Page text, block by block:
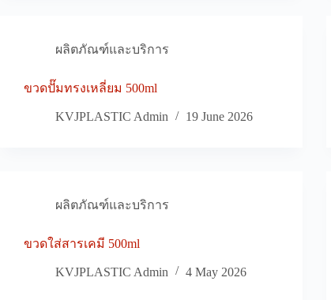
ผลิตภัณฑ์และบริการ
ขวดปั๊มทรงเหลี่ยม 500ml
KVJPLASTIC Admin 19 June 2026
ผลิตภัณฑ์และบริการ
ขวดใส่สารเคมี 500ml
KVJPLASTIC Admin 4 May 2026